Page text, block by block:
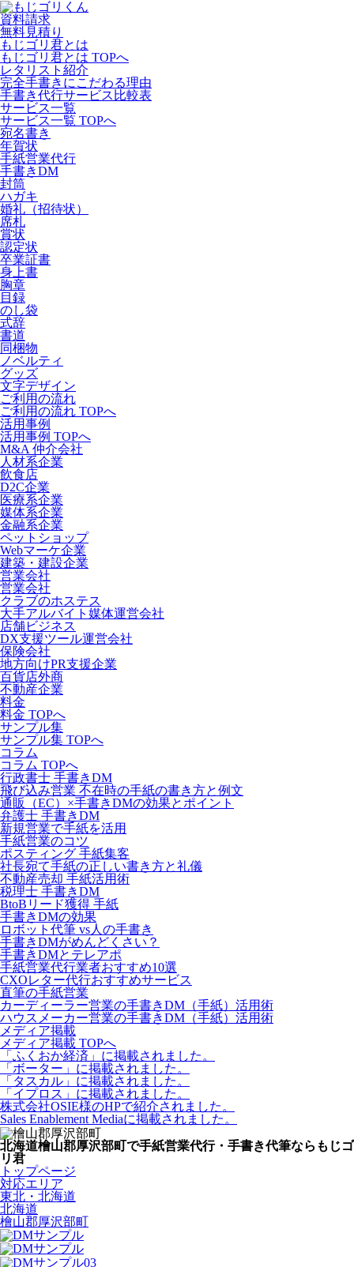
資料請求
無料見積り
もじゴリ君とは
もじゴリ君とは TOPへ
レタリスト紹介
完全手書きにこだわる理由
手書き代行サービス比較表
サービス一覧
サービス一覧 TOPへ
宛名書き
年賀状
手紙営業代行
手書きDM
封筒
ハガキ
婚礼（招待状）
席札
賞状
認定状
卒業証書
身上書
胸章
目録
のし袋
式辞
書道
同梱物
ノベルティ
グッズ
文字デザイン
ご利用の流れ
ご利用の流れ TOPへ
活用事例
活用事例 TOPへ
M&A 仲介会社
人材系企業
飲食店
D2C企業
医療系企業
媒体系企業
金融系企業
ペットショップ
Webマーケ企業
建築・建設企業
営業会社
営業会社
クラブのホステス
大手アルバイト媒体運営会社
店舗ビジネス
DX支援ツール運営会社
保険会社
地方向けPR支援企業
百貨店外商
不動産企業
料金
料金 TOPへ
サンプル集
サンプル集 TOPへ
コラム
コラム TOPへ
行政書士 手書きDM
飛び込み営業 不在時の手紙の書き方と例文
通販（EC）×手書きDMの効果とポイント
弁護士 手書きDM
新規営業で手紙を活用
手紙営業のコツ
ポスティング 手紙集客
社長宛て手紙の正しい書き方と礼儀
不動産売却 手紙活用術
税理士 手書きDM
BtoBリード獲得 手紙
手書きDMの効果
ロボット代筆 vs人の手書き
手書きDMがめんどくさい？
手書きDMとテレアポ
手紙営業代行業者おすすめ10選
CXOレター代行おすすめサービス
直筆の手紙営業
カーディーラー営業の手書きDM（手紙）活用術
ハウスメーカー営業の手書きDM（手紙）活用術
メディア掲載
メディア掲載 TOPへ
「ふくおか経済」に掲載されました。
「ボーター」に掲載されました。
「タスカル」に掲載されました。
「イプロス」に掲載されました。
株式会社OSIE様のHPで紹介されました。
Sales Enablement Mediaに掲載されました。
北海道檜山郡厚沢部町で手紙営業代行・手書き代筆ならもじゴ
リ君
トップページ
対応エリア
東北・北海道
北海道
檜山郡厚沢部町